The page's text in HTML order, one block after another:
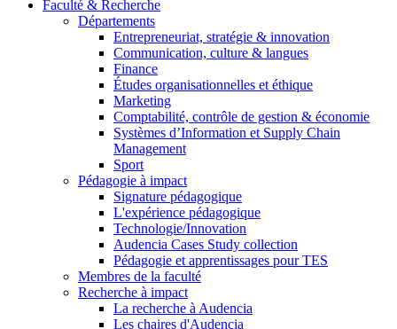
Faculté & Recherche
Départements
Entrepreneuriat, stratégie & innovation
Communication, culture & langues
Finance
Études organisationnelles et éthique
Marketing
Comptabilité, contrôle de gestion & économie
Systèmes d’Information et Supply Chain
Management
Sport
Pédagogie à impact
Signature pédagogique
L'expérience pédagogique
Technologie/Innovation
Audencia Cases Study collection
Pédagogie et apprentissages pour TES
Membres de la faculté
Recherche à impact
La recherche à Audencia
Les chaires d'Audencia